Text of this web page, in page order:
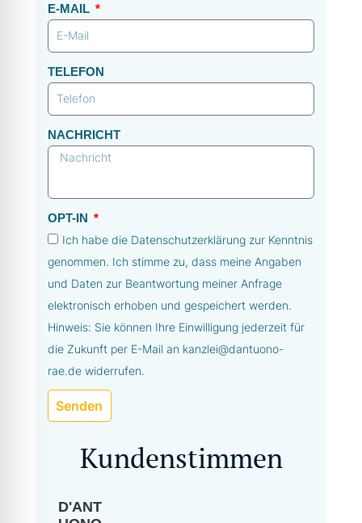
E-MAIL
TELEFON
NACHRICHT
OPT-IN
Ich habe die Datenschutzerklärung zur Kenntnis
genommen. Ich stimme zu, dass meine Angaben
und Daten zur Beantwortung meiner Anfrage
elektronisch erhoben und gespeichert werden.
Hinweis: Sie können Ihre Einwilligung jederzeit für
die Zukunft per E-Mail an kanzlei@dantuono-
rae.de widerrufen.
Senden
Kundenstimmen
D'ANT